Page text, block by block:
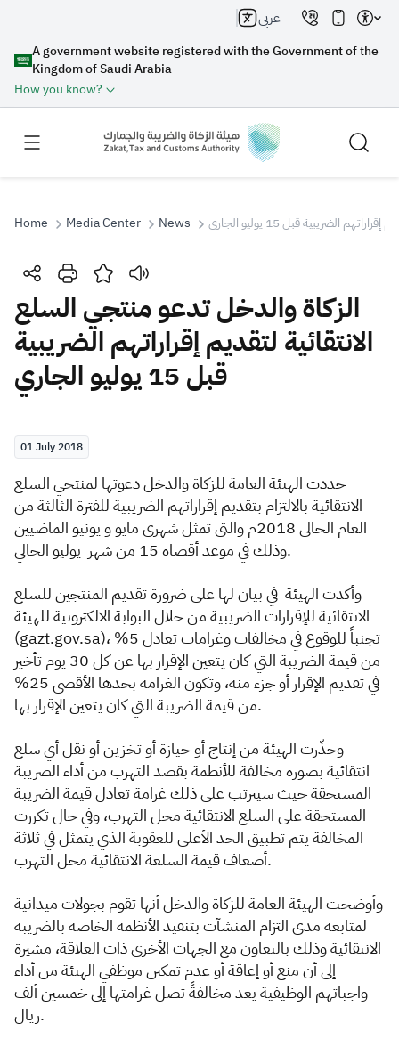
A government website registered with the Government of the
Kingdom of Saudi Arabia
How you know?
عربي
Search
Search Search AI
Suggestions
Zakat
Real Estate Transactions
Home Media Center News الضريبية قبل 15 يوليو الجاري
الزكاة والدخل تدعو منتجي السلع
الانتقائية لتقديم إقراراتهم الضريبية
قبل 15 يوليو الجاري
01 July 2018
جددت الهيئة العامة للزكاة والدخل دعوتها لمنتجي السلع
الانتقائية بالالتزام بتقديم إقراراتهم الضريبية للفترة الثالثة من
العام الحالي 2018م والتي تمثل شهري مايو و يونيو الماضيين
وذلك في موعد أقصاه 15 من شهر يوليو الحالي.
وأكدت الهيئة في بيان لها على ضرورة تقديم المنتجين للسلع
الانتقائية للإقرارات الضريبية من خلال البوابة الالكترونية للهيئة
(gazt.gov.sa)، تجنباً للوقوع في مخالفات وغرامات تعادل 5%
من قيمة الضريبة التي كان يتعين الإقرار بها عن كل 30 يوم تأخير
في تقديم الإقرار أو جزء منه، وتكون الغرامة بحدها الأقصى 25%
من قيمة الضريبة التي كان يتعين الإقرار بها.
وحذّرت الهيئة من إنتاج أو حيازة أو تخزين أو نقل أي سلع
انتقائية بصورة مخالفة للأنظمة بقصد التهرب من أداء الضريبة
المستحقة حيث سيترتب على ذلك غرامة تعادل قيمة الضريبة
المستحقة على السلع الانتقائية محل التهرب، وفي حال تكررت
المخالفة يتم تطبيق الحد الأعلى للعقوبة الذي يتمثل في ثلاثة
أضعاف قيمة السلعة الانتقائية محل التهرب.
وأوضحت الهيئة العامة للزكاة والدخل أنها تقوم بجولات ميدانية
لمتابعة مدى التزام المنشآت بتنفيذ الأنظمة الخاصة بالضريبة
الانتقائية وذلك بالتعاون مع الجهات الأخرى ذات العلاقة، مشيرة
إلى أن منع أو إعاقة أو عدم تمكين موظفي الهيئة من أداء
واجباتهم الوظيفية يعد مخالفةً تصل غرامتها إلى خمسين ألف
ريال.